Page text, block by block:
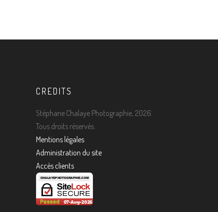
CREDITS
Stéphane Chalaye Photographie, 2026.
Tous droits réservés.
Mentions légales
Administration du site
Accès clients